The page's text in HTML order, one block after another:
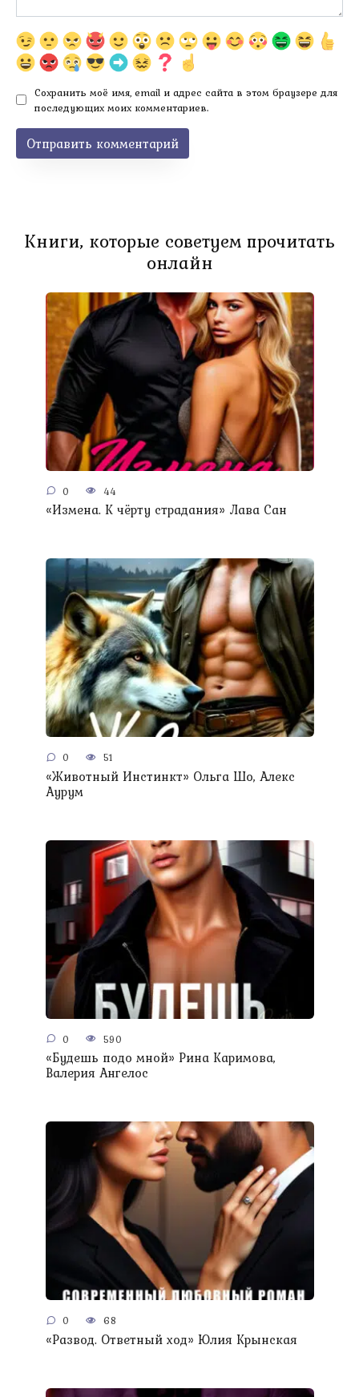
Сохранить моё имя, email и адрес сайта в этом браузере для
последующих моих комментариев.
Книги, которые советуем прочитать
онлайн
0 44
«Измена. К чёрту страдания» Лава Сан
0 51
«Животный Инстинкт» Ольга Шо, Алекс
Аурум
0 590
«Будешь подо мной» Рина Каримова,
Валерия Ангелос
0 68
«Развод. Ответный ход» Юлия Крынская